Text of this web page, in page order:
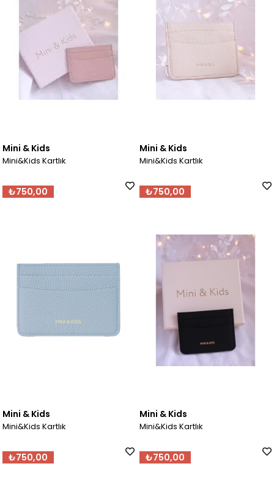
Mini & Kids
Mini&Kids Kartlık
₺750,00
Mini & Kids
Mini&Kids Kartlık
₺750,00
Mini & Kids
Mini&Kids Kartlık
₺750,00
Mini & Kids
Mini&Kids Kartlık
₺750,00